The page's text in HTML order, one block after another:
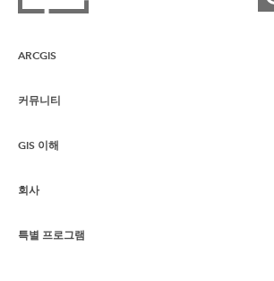
ARCGIS
ArcGIS Overview
커뮤니티
Esri 커뮤니티
ArcGIS Blog
GIS 이해
GIS란?
로케이션 인텔리전스
회사
Esri 정보
특별 프로그램